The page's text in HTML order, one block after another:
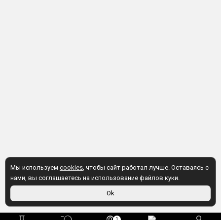
Мы используем cookies, чтобы сайт работал лучше. Оставаясь с
нами, вы соглашаетесь на использование файлов куки.
Ok